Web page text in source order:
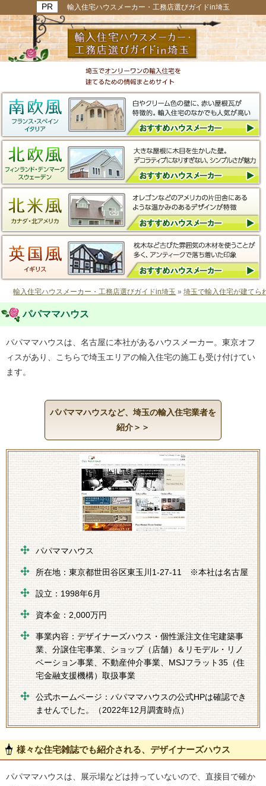
輸入住宅ハウスメーカー・工務店選びガイドin埼玉
輸入住宅ハウスメーカー・工務店選びガイドin埼玉 »埼玉で輸入住宅が建てら
パパママハウス
パパママハウスは、名古屋に本社があるハウスメーカー。東京オフ
ィスがあり、こちらで埼玉エリアの輸入住宅の施工も受け付けてい
ます。
パパママハウスなど、埼玉の輸入住宅業者を
紹介＞＞
パパママハウス
所在地：東京都世田谷区東玉川1-27-11 ※本社は名古屋
設立：1998年6月
資本金：2,000万円
事業内容：デザイナーズハウス・個性派注文住宅建築事
業、分譲住宅事業、ショップ（店舗）＆リモデル・リノ
ベーション事業、不動産仲介事業、MSJフラット35（住
宅金融支援機構）取扱事業
公式ホームページ：パパママハウスの公式HPは確認でき
ませんでした。（2022年12月調査時点）
様々な住宅雑誌でも紹介される、デザイナーズハウス
パパママハウスは、展示場などは持っていないので、直接目で確か